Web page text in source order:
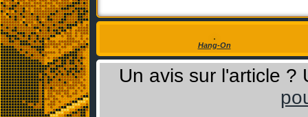
Hang-On
Un avis sur l'article